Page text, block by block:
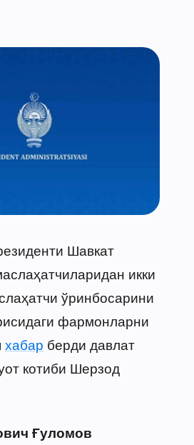
Шавкат
икки
ўринбосарини
фармонларни
хабар берди давлат
котиби Шерзод
Ғуломов